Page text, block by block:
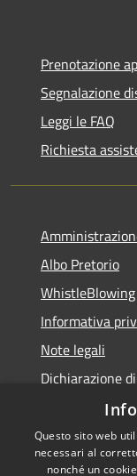
Prenotazione
Segnalazione
Leggi le FAQ
Richiesta
Albo Pretorio
WhistleBlowing
Informativa
Note legali
Dichiarazione
Questo sito web
necessari al
nonché un